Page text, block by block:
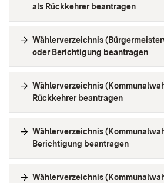
als Rückkehrer beantragen
Wählerverzeichnis
oder Berichtigung beantragen
Wählerverzeichnis
Rückkehrer beantragen
Wählerverzeichnis
Berichtigung beantragen
Wählerverzeichnis